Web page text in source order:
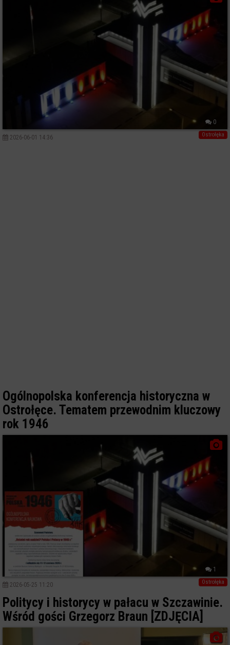
0
Ostrołęka
2026-06-01 14:36
Ogólnopolska konferencja historyczna w
Ostrołęce. Tematem przewodnim kluczowy
rok 1946
1
Ostrołęka
2026-05-25 11:20
Politycy i historycy w pałacu w Szczawinie.
Wśród gości Grzegorz Braun [ZDJĘCIA]